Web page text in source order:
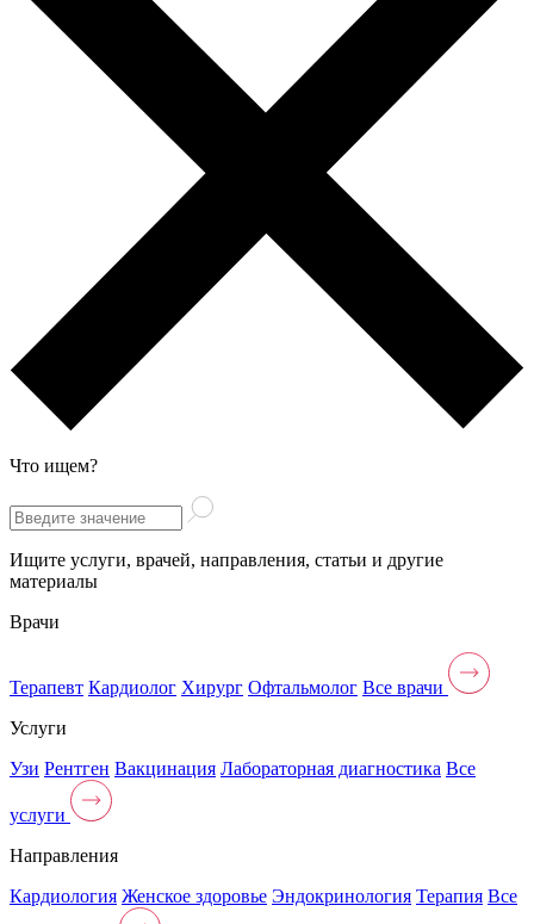
Что ищем?
Ищите услуги, врачей, направления, статьи и другие
материалы
Врачи
Терапевт Кардиолог Хирург Офтальмолог Все врачи
Услуги
Узи Рентген Вакцинация Лабораторная диагностика Все
услуги
Направления
Кардиология Женское здоровье Эндокринология Терапия Все